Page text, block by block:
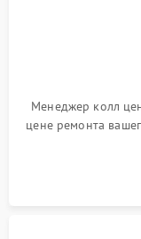
Менеджер колл
цене ремонта